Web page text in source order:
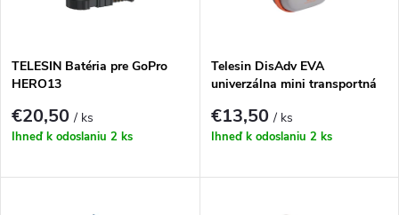
e
p
r
s
p
r
o
TELESIN Batéria pre GoPro
HERO13
€20,50/ ks
Ihneď k odoslaniu 2 ks
Telesin DisAdv EVA
univerzálna mini transportná
(sivo-oranžová)
€13,50/ ks
Ihneď k odoslaniu 2 ks